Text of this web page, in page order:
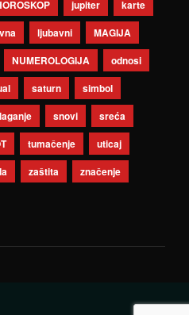
jupiter
karte
ljubavni
MAGIJA
NUMEROLOGIJA
odnosi
saturn
simbol
snovi
sreća
tumačenje
uticaj
zaštita značenje